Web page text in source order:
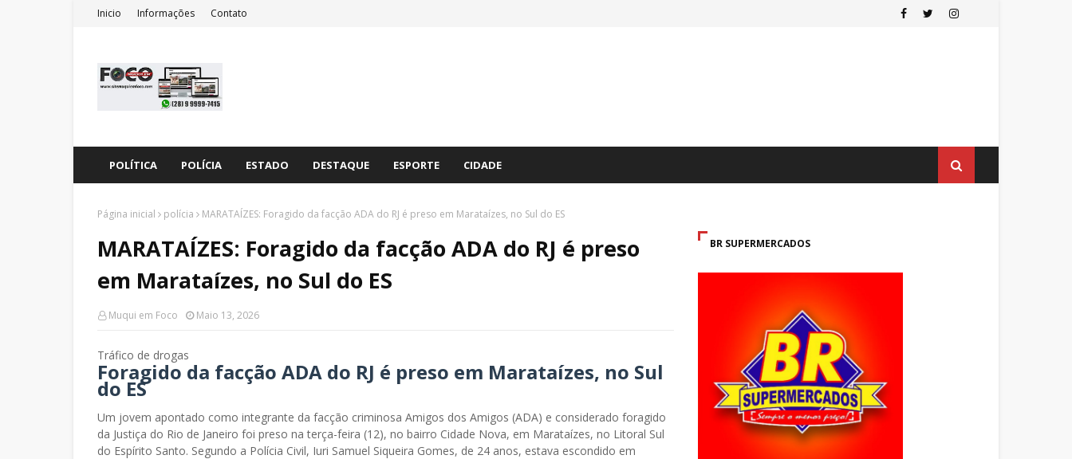
Inicio Informações Contato
POLÍTICA POLÍCIA ESTADO DESTAQUE ESPORTE CIDADE
Página inicial polícia MARATAÍZES: Foragido da facção ADA do RJ é preso em Marataízes, no Sul do ES
MARATAÍZES: Foragido da facção ADA do RJ é preso
em Marataízes, no Sul do ES
Muqui em Foco Maio 13, 2026
Tráfico de drogas
Foragido da facção ADA do RJ é preso em Marataízes, no Sul
do ES
Um jovem apontado como integrante da facção criminosa Amigos dos Amigos (ADA) e considerado foragido
da Justiça do Rio de Janeiro foi preso na terça-feira (12), no bairro Cidade Nova, em Marataízes, no Litoral Sul
do Espírito Santo. Segundo a Polícia Civil, Iuri Samuel Siqueira Gomes, de 24 anos, estava escondido em
BR SUPERMERCADOS